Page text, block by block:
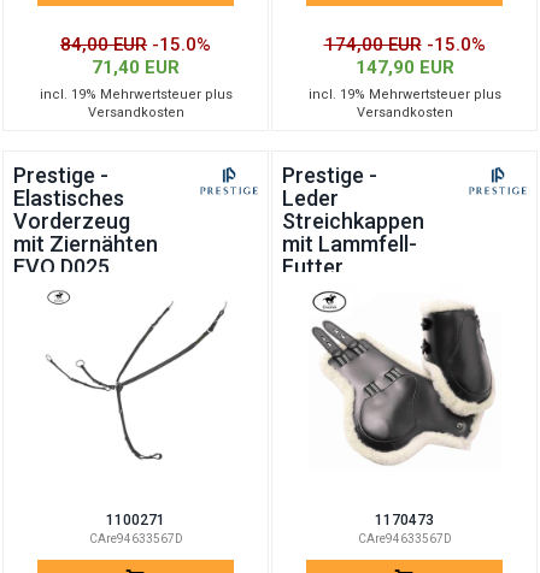
84,00 EUR -15.0%
71,40 EUR
incl. 19% Mehrwertsteuer plus
Versandkosten
174,00 EUR -15.0%
147,90 EUR
incl. 19% Mehrwertsteuer plus
Versandkosten
Prestige -
Elastisches
Vorderzeug
mit Ziernähten
EVO D025
1100271
CAre94633567D
Prestige -
Leder
Streichkappen
mit Lammfell-
Futter
1170473
CAre94633567D